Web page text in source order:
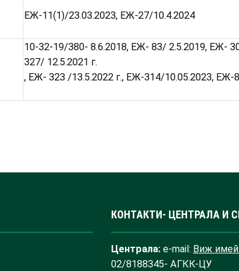
ЕЖ-11(1)/23.03.2023, ЕЖ-27/10.4.2024
10-32-19/380- 8.6.2018, ЕЖ- 83/ 2.5.2019, ЕЖ-
327/ 12.5.2021 г.
, ЕЖ- 323 /13.5.2022 г., ЕЖ-314/10.05.2023, ЕЖ-
КОНТАКТИ- ЦЕНТРАЛА И
Централа: e-mail: Виж
02/8188345- АГКК-ЦУ